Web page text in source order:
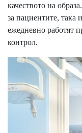
качеството на
за пациентите, така
ежедневно работят
контрол.